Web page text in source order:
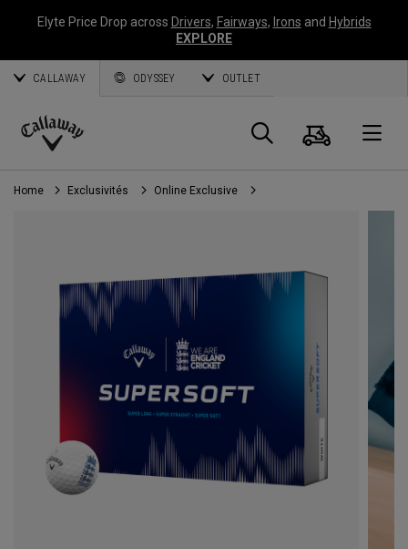
Elyte Price Drop across Drivers, Fairways, Irons and Hybrids
EXPLORE
CALLAWAY ODYSSEY OUTLET
Callaway
Golf
Panier
Home Exclusivités Online Exclusive